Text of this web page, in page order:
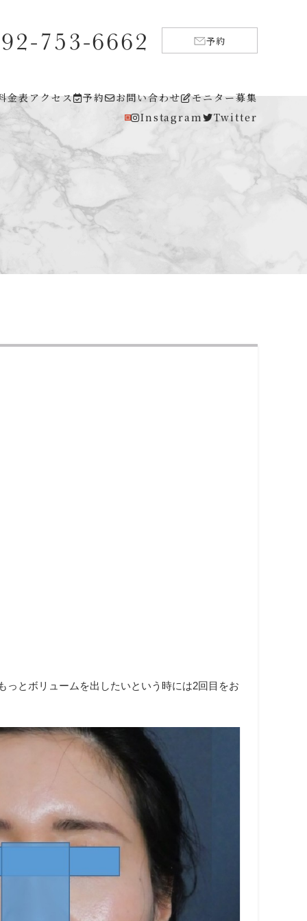
753-6662 予約
金表アクセス 予約 お問い合わせ
モニター募集
Instagram
Twitter
とボリュームを出したいという時には2回目をお